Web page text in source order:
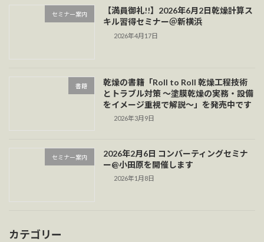
セミナー案内
【満員御礼!!】2026年6月2日乾燥計算ス
キル習得セミナー＠新横浜
2026年4月17日
書籍
乾燥の書籍「Roll to Roll 乾燥工程技術
とトラブル対策 ～塗膜乾燥の実務・設備
をイメージ重視で解説～」を発売中です
2026年3月9日
セミナー案内
2026年2月6日 コンバーティングセミナ
ー@小田原を開催します
2026年1月8日
カテゴリー